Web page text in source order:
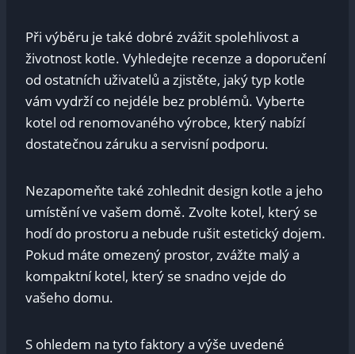
Při výběru je také dobré zvážit spolehlivost a
životnost kotle. Vyhledejte recenze a doporučení
od ostatních uživatelů a zjistěte, jaký typ kotle
vám vydrží co nejdéle bez problémů. Vyberte
kotel od renomovaného výrobce, který nabízí
dostatečnou záruku a servisní podporu.
Nezapomeňte také zohlednit design kotle a jeho
umístění ve vašem domě. Zvolte kotel, který se
hodí do prostoru a nebude rušit estetický dojem.
Pokud máte omezený prostor, zvážte malý a
kompaktní kotel, který se snadno vejde do
vašeho domu.
S ohledem na tyto faktory a výše uvedené